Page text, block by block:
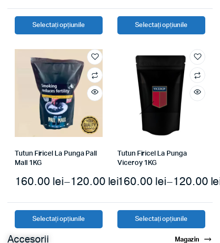
Selectați opțiunile Selectați opțiunile
Tutun Firicel La Punga Pall
Mall 1KG
120.00 lei
–
160.00 lei
Selectați opțiunile
Tutun Firicel La Punga
Viceroy 1KG
120.00
–
160.00 lei
Selectați opțiunile
Accesorii Magazin